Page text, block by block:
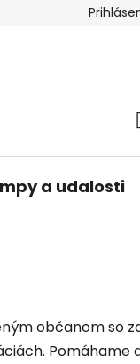
a udalosti
občanom so
Pomáhame